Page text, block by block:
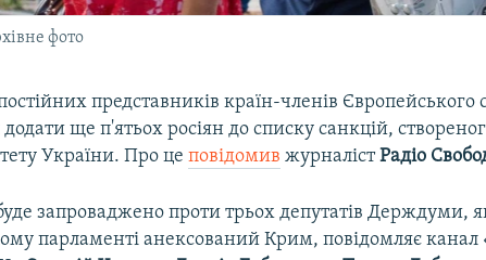
фото
представників країн-членів Європейського
ще п'ятьох росіян до списку санкцій,
України. Про цеповідомив журналістРадіо
запроваджено проти трьох депутатів Держдуми,
парламенті анексований Крим, повідомляє